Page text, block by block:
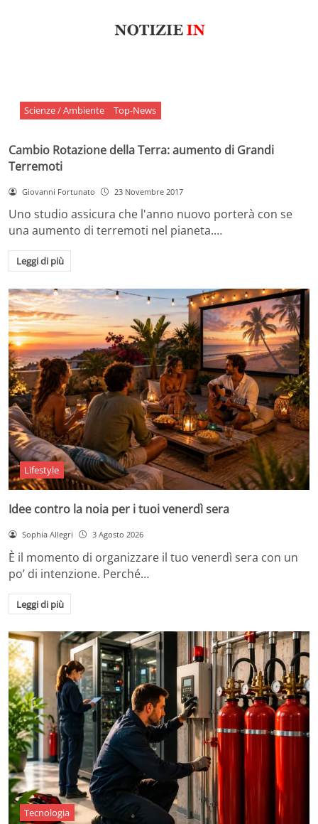
Scienze / Ambiente Top-News
Cambio Rotazione della Terra: aumento di Grandi
Terremoti
Giovanni Fortunato 23 Novembre 2017
Uno studio assicura che l'anno nuovo porterà con se
una aumento di terremoti nel pianeta.…
Leggi di più
Lifestyle
Idee contro la noia per i tuoi venerdì sera
Sophia Allegri 3 Agosto 2026
È il momento di organizzare il tuo venerdì sera con un
po’ di intenzione. Perché…
Leggi di più
Tecnologia